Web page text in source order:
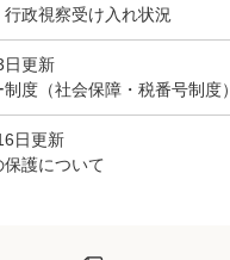
政視察受け入れ状況
日更新
度（社会保障・税番号制度）
日更新
護について